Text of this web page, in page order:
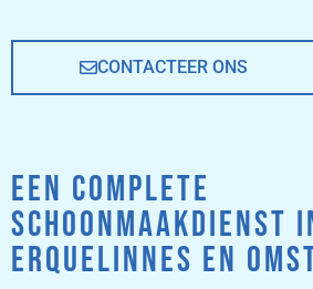
CONTACTEER ONS
EEN COMPLETE
SCHOONMAAKDIENST
ERQUELINNES EN